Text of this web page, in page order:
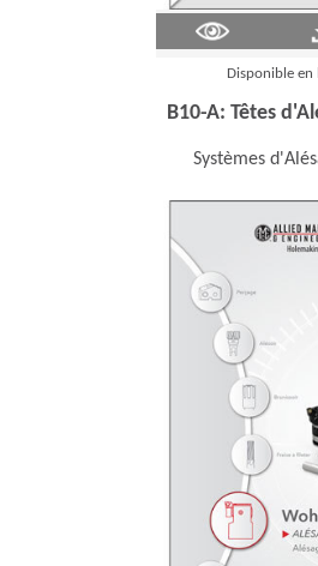
(Opens in
Disponible
B10-A: Têtes
Systèmes